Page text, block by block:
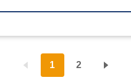
1 2